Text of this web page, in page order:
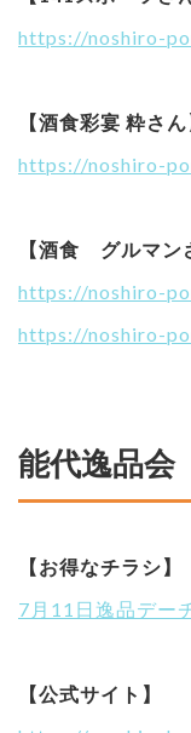
https://noshiro-
【酒食彩宴 粋さん
https://noshiro-
【酒食 グルマン
https://noshiro-
https://noshiro-
能代逸品会
【お得なチラシ】
7月11日逸品デー
【公式サイト】